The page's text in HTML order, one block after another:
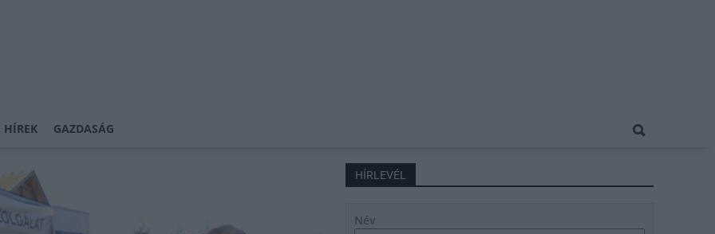
HÍREK GAZDASÁG
HÍRLEVÉL
Név